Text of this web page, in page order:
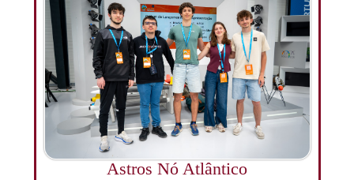
Astros Nó Atlântico